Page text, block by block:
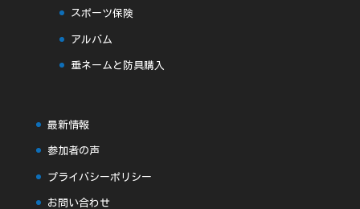
スポーツ保険
アルバム
垂ネームと防具購入
最新情報
参加者の声
プライバシーポリシー
お問い合わせ